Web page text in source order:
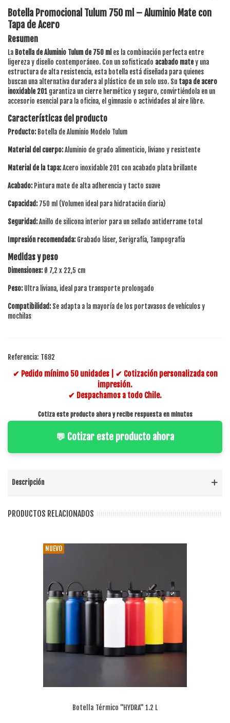
Botella Promocional Tulum 750 ml – Aluminio Mate con
Tapa de Acero
Resumen
La Botella de Aluminio Tulum de 750 ml es la combinación perfecta entre
ligereza y diseño contemporáneo. Con un sofisticado acabado matey una
estructura de alta resistencia, esta botella está diseñada para quienes
buscan una alternativa duradera al plástico de un solo uso. Su tapa de acero
inoxidable 201 garantiza un cierre hermético y seguro, convirtiéndola en un
accesorio esencial para la oficina, el gimnasio o actividades al aire libre.
Características del producto
Producto: Botella de Aluminio Modelo Tulum
Material del cuerpo:Aluminio de grado alimenticio, liviano y resistente
Material de la tapa:Acero inoxidable 201 con acabado plata brillante
Acabado: Pintura mate de alta adherencia y tacto suave
Capacidad: 750 ml (Volumen ideal para hidratación diaria)
Seguridad:Anillo de silicona interior para un sellado antiderrame total
Impresión recomendada: Grabado láser, Serigrafía, Tampografía
Medidas y peso
Dimensiones: Ø 7,2 x 22,5 cm
Peso: Ultra liviana, ideal para transporte prolongado
Compatibilidad: Se adapta a la mayoría de los portavasos de vehículos y
mochilas
Referencia: T682
✔ Pedido mínimo 50 unidades | ✔ Cotización personalizada con
impresión.
✔ Despachamos a todo Chile.
Cotiza este producto ahora y recibe respuesta en minutos
💬 Cotizar este producto ahora
Descripción
PRODUCTOS RELACIONADOS
NUEVO
Botella Térmico "HYDRA" 1.2 L